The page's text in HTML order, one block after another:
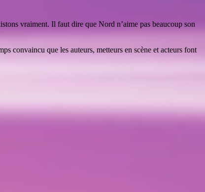
vraiment. Il faut dire que Nord n’aime pas beaucoup son
convaincu que les auteurs, metteurs en scène et acteurs font